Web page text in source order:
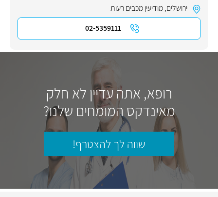
ירושלים,מודיעין מכבים רעות
02-5359111
רופא, אתה עדיין לא חלק
מאינדקס המומחים שלנו?
שווה לך להצטרף!